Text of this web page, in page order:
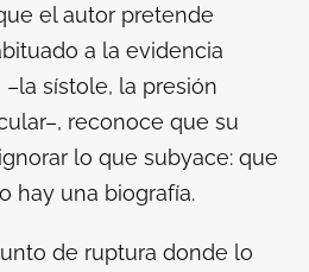
el autor pretende
a la evidencia
sístole, la presión
reconoce que su
lo que subyace: que
hay una biografía.
de ruptura donde lo